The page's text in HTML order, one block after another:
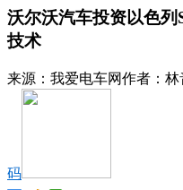
沃尔沃汽车投资以色
技术
来源： 我爱电车网作者： 林
码